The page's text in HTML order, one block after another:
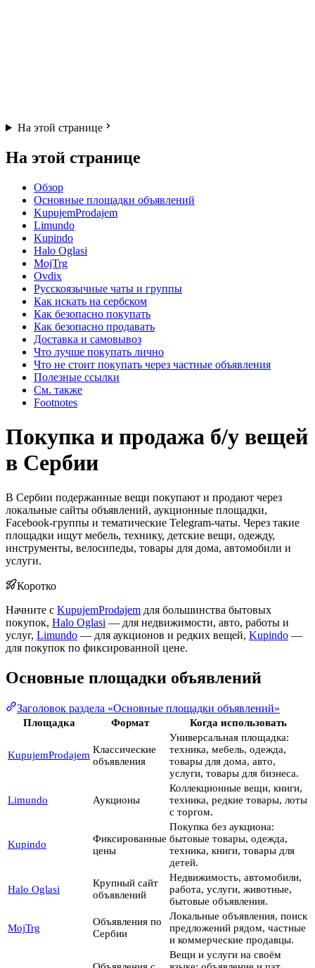
На этой странице
На этой странице
Обзор
Основные площадки объявлений
KupujemProdajem
Limundo
Kupindo
Halo Oglasi
MojTrg
Ovdix
Русскоязычные чаты и группы
Как искать на сербском
Как безопасно покупать
Как безопасно продавать
Доставка и самовывоз
Что лучше покупать лично
Что не стоит покупать через частные объявления
Полезные ссылки
См. также
Footnotes
Покупка и продажа б/у вещей
в Сербии
В Сербии подержанные вещи покупают и продают через
локальные сайты объявлений, аукционные площадки,
Facebook-группы и тематические Telegram-чаты. Через такие
площадки ищут мебель, технику, детские вещи, одежду,
инструменты, велосипеды, товары для дома, автомобили и
услуги.
Коротко
Начните с KupujemProdajem для большинства бытовых
покупок, Halo Oglasi — для недвижимости, авто, работы и
услуг, Limundo — для аукционов и редких вещей, Kupindo —
для покупок по фиксированной цене.
Основные площадки объявлений
Заголовок раздела «Основные площадки объявлений»
Площадка Формат Когда использовать
KupujemProdajem Классические
объявления
Универсальная площадка:
техника, мебель, одежда,
товары для дома, авто,
услуги, товары для бизнеса.
Limundo Аукционы
Коллекционные вещи, книги,
техника, редкие товары, лоты
с торгом.
Kupindo
Фиксированные
цены
Покупка без аукциона:
бытовые товары, одежда,
техника, книги, товары для
детей.
Halo Oglasi
Крупный сайт
объявлений
Недвижимость, автомобили,
работа, услуги, животные,
бытовые объявления.
MojTrg
Объявления по
Сербии
Локальные объявления, поиск
предложений рядом, частные
и коммерческие продавцы.
Вещи и услуги на своём